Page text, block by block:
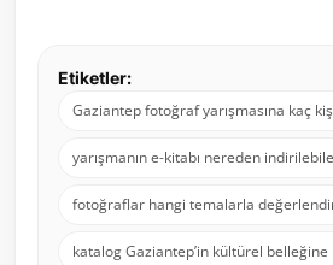
Etiketler:
Gaziantep fotoğraf yarışmasına kaç
yarışmanın e-kitabı nereden
fotoğraflar hangi temalarla
katalog Gaziantep’in kültürel belleğine